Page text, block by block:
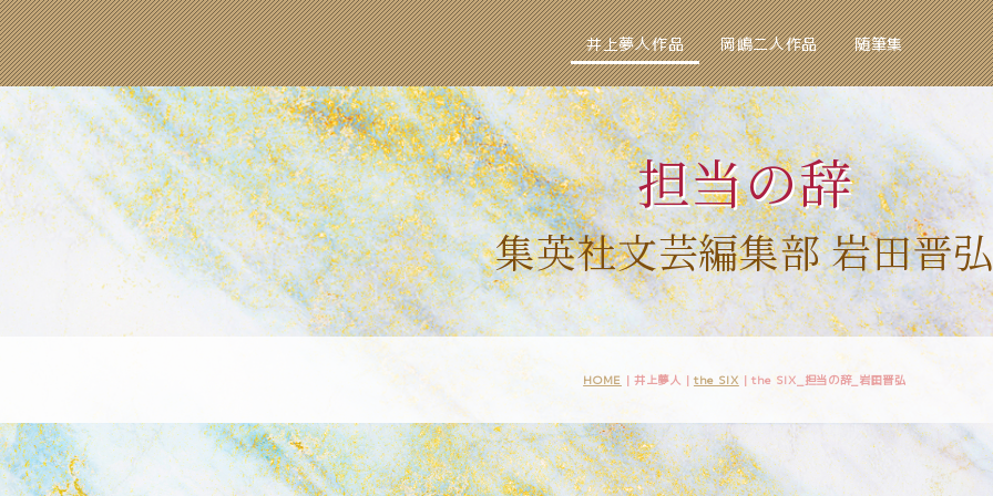
井上夢人作品 岡嶋二人作品 随筆集
担当の辞
集英社文芸編集部 岩田晋
HOME | 井上夢人 | the SIX | the SIX_担当の辞_岩田晋弘